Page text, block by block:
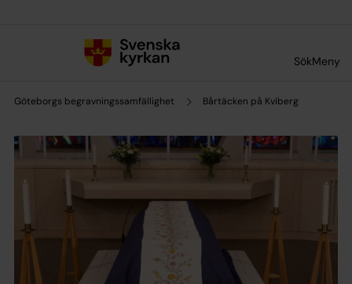
SökMeny
Göteborgs begravningssamfällighet Bårtäcken på Kviberg